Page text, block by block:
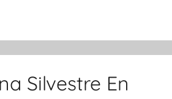
Silvestre En